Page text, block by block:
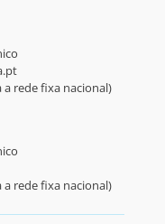
a rede fixa nacional)
a rede fixa nacional)